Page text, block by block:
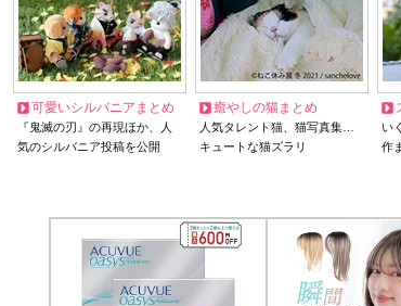
可愛いシルバニアまとめ
『鬼滅の刃』の再現ほか、人
気のシルバニア投稿を公開
癒やしの猫まとめ
人気タレント猫、猫写真集…
キュートな猫ズラリ
い
作